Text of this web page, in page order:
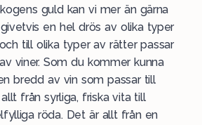
guld kan vi mer än gärna
en hel drös av olika typer
till olika typer av rätter passar
viner. Som du kommer kunna
bredd av vin som passar till
allt från syrliga, friskavitatill
röda. Det är allt från en